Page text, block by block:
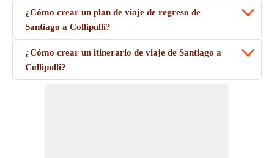
¿Cómo crear un plan de viaje de regreso de
Santiago a Collipulli?
¿Cómo crear un itinerario de viaje de Santiago a
Collipulli?